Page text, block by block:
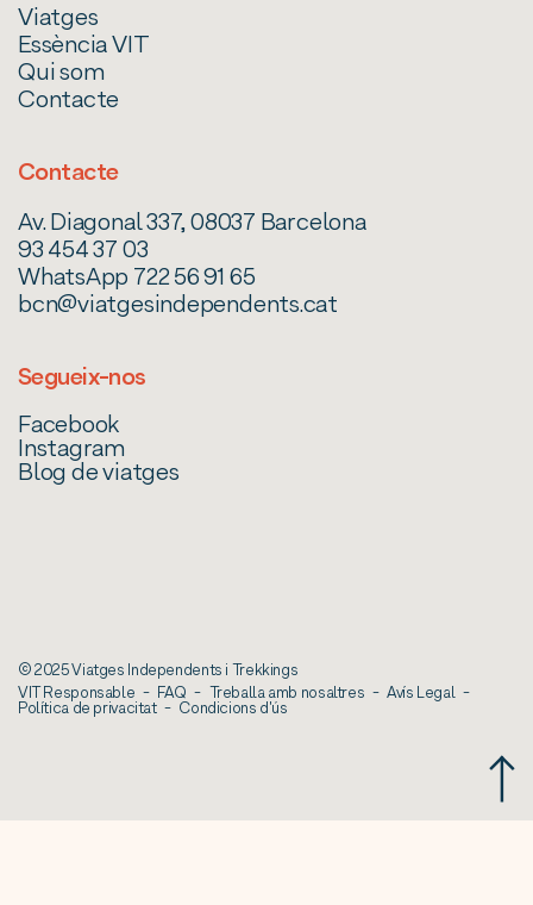
Viatges
Essència VIT
Qui som
Contacte
Contacte
Av. Diagonal 337, 08037 Barcelona
93 454 37 03
WhatsApp 722 56 91 65
bcn@viatgesindependents.cat
Segueix-nos
Facebook
Instagram
Blog de viatges
© 2025 Viatges Independents i Trekkings
VIT Responsable
FAQ Treballa amb nosaltres Avís Legal
Política de privacitat Condicions d'ús